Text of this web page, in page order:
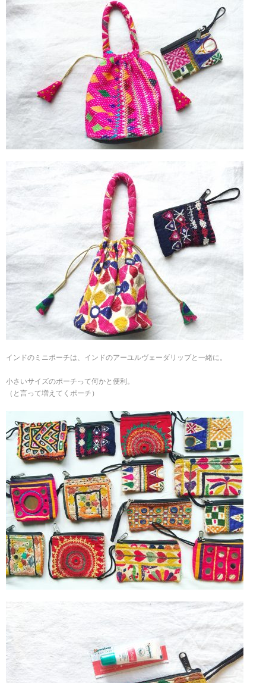
インドのミニポーチは、インドのアーユルヴェーダリップと一緒に。
小さいサイズのポーチって何かと便利。
（と言って増えてくポーチ）